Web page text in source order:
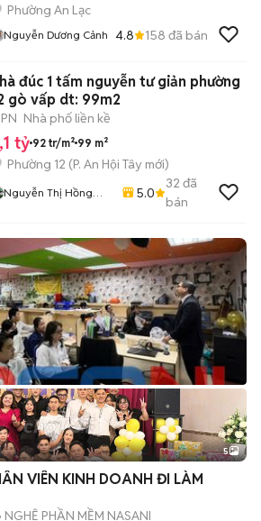
Phường An Lạc
Nguyễn Dương Cảnh 4.8 158 đã bán
đúc 1 tấm nguyễn tư giản phường
gò vấp dt: 99m2
Nhà phố liền kề
tỷ 92 tr/m² 99 m²
Phường 12 (P. An Hội Tây mới)
Nguyễn Thị Hồng
5.0
32 đã
bán
5
VIÊN KINH DOANH ĐI LÀM
PHẦN MỀM NASANI